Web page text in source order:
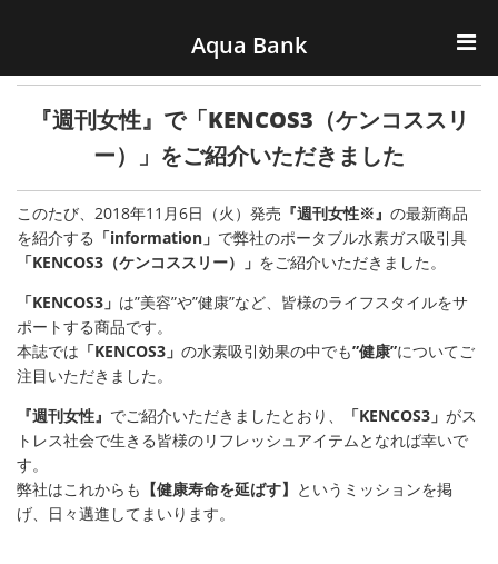
Aqua Bank
TOP
KENCOS・eye-cos
Water Server
COOLIC
環境事業
会社概要
『週刊女性』で「KENCOS3（ケンコススリ
ー）」をご紹介いただきました
このたび、2018年11月6日（火）発売 『週刊女性※』 の最新商品
を紹介する 「information」 で弊社のポータブル水素ガス吸引具
「KENCOS3（ケンコススリー）」 をご紹介いただきました。
「KENCOS3」 は”美容”や”健康”など、皆様のライフスタイルをサ
ポートする商品です。
本誌では 「KENCOS3」 の水素吸引効果の中でも”健康”についてご
注目いただきました。
『週刊女性』 でご紹介いただきましたとおり、 「KENCOS3」 がス
トレス社会で生きる皆様のリフレッシュアイテムとなれば幸いで
す。
弊社はこれからも 【健康寿命を延ばす】 というミッションを掲
げ、日々邁進してまいります。